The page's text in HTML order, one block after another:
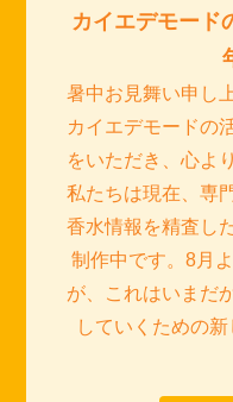
カイエデモード
暑中お見舞い申し
カイエデモードの
をいただき、心よ
私たちは現在、専
香水情報を精査し
制作中です。8月
が、これはいまだ
していくための